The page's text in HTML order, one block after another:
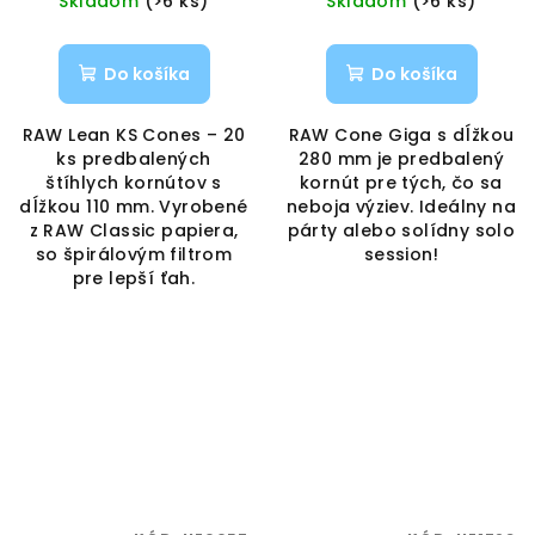
Do košíka
RAW Lean KS Cones – 20
ks predbalených
štíhlych kornútov s
dĺžkou 110 mm. Vyrobené
z RAW Classic papiera,
so špirálovým filtrom
pre lepší ťah.
Do košíka
RAW Cone Giga s dĺžkou
280 mm je predbalený
kornút pre tých, čo sa
neboja výziev. Ideálny na
párty alebo solídny solo
session!